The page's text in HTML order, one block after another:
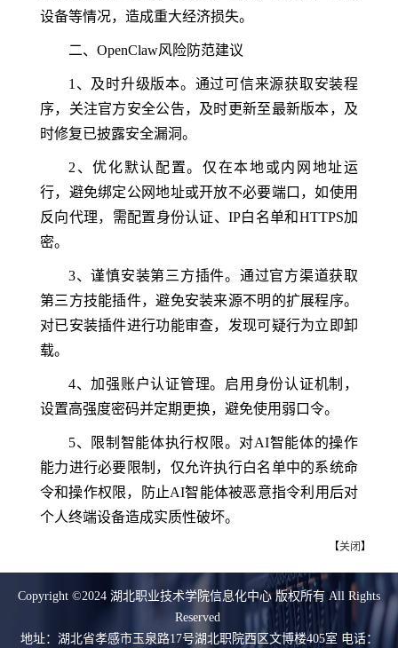
设备等情况，造成重大经济损失。
二、OpenClaw风险防范建议
1、及时升级版本。通过可信来源获取安装程
序，关注官方安全公告，及时更新至最新版本，及
时修复已披露安全漏洞。
2、优化默认配置。仅在本地或内网地址运
行，避免绑定公网地址或开放不必要端口，如使用
反向代理，需配置身份认证、IP白名单和HTTPS加
密。
3、谨慎安装第三方插件。通过官方渠道获取
第三方技能插件，避免安装来源不明的扩展程序。
对已安装插件进行功能审查，发现可疑行为立即卸
载。
4、加强账户认证管理。启用身份认证机制，
设置高强度密码并定期更换，避免使用弱口令。
5、限制智能体执行权限。对AI智能体的操作
能力进行必要限制，仅允许执行白名单中的系统命
令和操作权限，防止AI智能体被恶意指令利用后对
个人终端设备造成实质性破坏。
【关闭 】
Copyright ©2024 湖北职业技术学院信息化中心 版权所有 All Rights
Reserved
地址：湖北省孝感市玉泉路17号湖北职院西区文博楼405室 电话：